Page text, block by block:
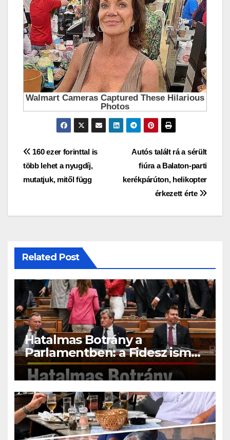
Bejegyzés
navigáció
Autós talált rá a sérült
fiúra a Balaton-parti
kerékpárúton, helikopter
érkezett érte
160 ezer forinttal is
több lehet a nyugdíj,
mutatjuk, mitől függ
Related Post
Hatalmas Botrány a
Parlamentben: a Fidesz ismét
kitett magáért!